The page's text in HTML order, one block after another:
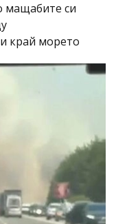
мащабите си
край морето